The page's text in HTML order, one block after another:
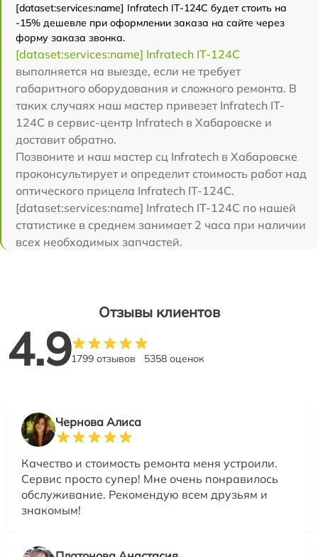
[dataset:services:name] Infratech IT-124C будет стоить на
-15% дешевле при оформлении заказа на сайте через
форму заказа звонка.
[dataset:services:name] Infratech IT-124C
выполняется на выезде, если не требует
габаритного оборудования и сложного ремонта. В
таких случаях наш мастер привезет Infratech IT-
124C в сервис-центр Infratech в Хабаровске и
доставит обратно.
Позвоните и наш мастер сц Infratech в Хабаровске
проконсультирует и определит стоимость работ над
оптического прицела Infratech IT-124C.
[dataset:services:name] Infratech IT-124C по нашей
статистике в среднем занимает 2 часа при наличии
всех необходимых запчастей.
Отзывы клиентов
4.91799 отзывов 5358 оценок
Чернова Алиса
Качество и стоимость ремонта меня устроили.
Сервис просто супер! Мне очень понравилось
обслуживание. Рекомендую всем друзьям и
знакомым!